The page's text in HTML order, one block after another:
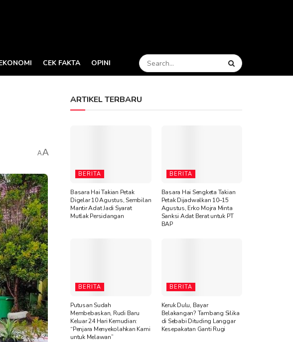
CEK FAKTA OPINI
AA
ARTIKEL TERBARU
BERITA
Basara Hai Takian Petak
Digelar 10 Agustus, Sembilan
Mantir Adat Jadi Syarat
Mutlak Persidangan
BERITA
Basara Hai Sengketa Takian
Petak Dijadwalkan 10–15
Agustus, Erko Mojra Minta
Sanksi Adat Berat untuk PT
BAP
BERITA
Putusan Sudah
Membebaskan, Rudi Baru
Keluar 24 Hari Kemudian:
“Penjara Menyekolahkan Kami
untuk Melawan”
BERITA
Keruk Dulu, Bayar
Belakangan? Tambang Silika
di Sebabi Dituding Langgar
Kesepakatan Ganti Rugi